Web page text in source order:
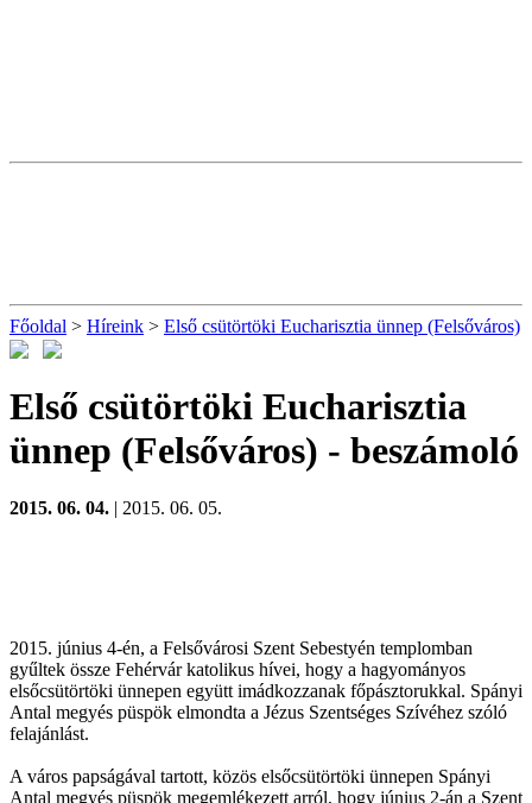
Főoldal > Híreink > Első csütörtöki Eucharisztia ünnep (Felsőváros)
Első csütörtöki Eucharisztia
ünnep (Felsőváros) - beszámoló
2015. 06. 04. | 2015. 06. 05.
2015. június 4-én, a Felsővárosi Szent Sebestyén templomban
gyűltek össze Fehérvár katolikus hívei, hogy a hagyományos
elsőcsütörtöki ünnepen együtt imádkozzanak főpásztorukkal. Spányi
Antal megyés püspök elmondta a Jézus Szentséges Szívéhez szóló
felajánlást.
A város papságával tartott, közös elsőcsütörtöki ünnepen Spányi
Antal megyés püspök megemlékezett arról, hogy június 2-án a Szent